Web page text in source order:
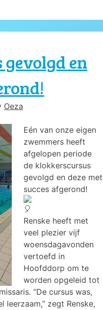
en
Oeza
Eén van onze eigen
zwemmers heeft
afgelopen periode
de klokkerscursus
gevolgd en deze met
succes afgerond!
Renske heeft met
veel plezier vijf
woensdagavonden
vertoefd in
Hoofddorp om te
worden opgeleid tot
“De cursus was,
leerzaam,” zegt Renske,